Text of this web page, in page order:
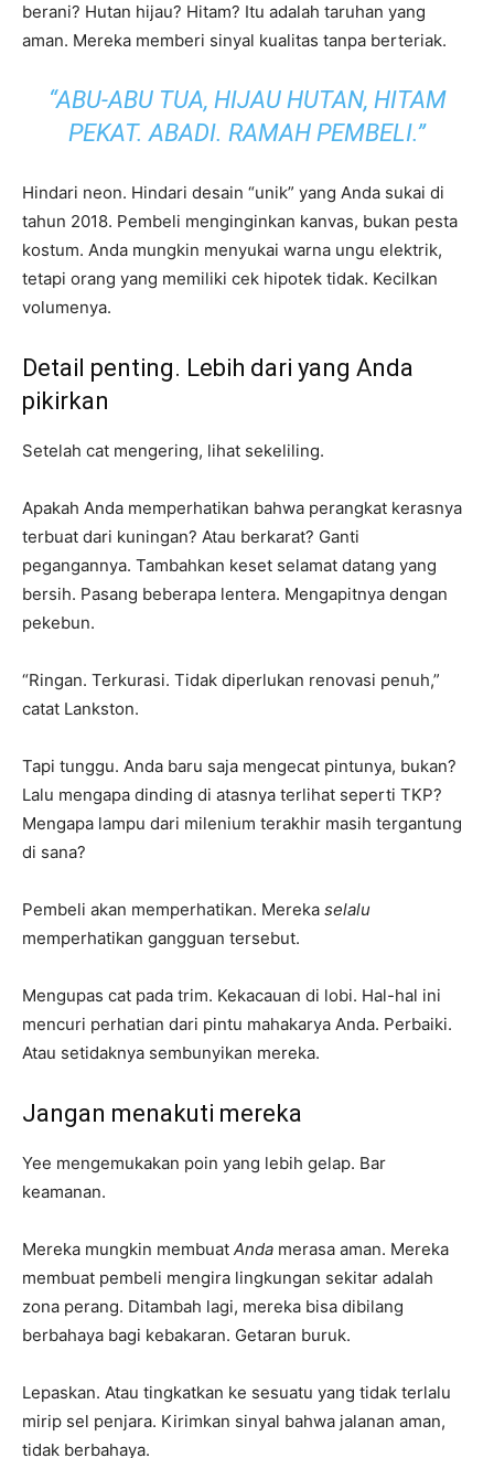
berani? Hutan hijau? Hitam? Itu adalah taruhan yang
aman. Mereka memberi sinyal kualitas tanpa berteriak.
“ABU-ABU TUA, HIJAU HUTAN, HITAM
PEKAT. ABADI. RAMAH PEMBELI.”
Hindari neon. Hindari desain “unik” yang Anda sukai di
tahun 2018. Pembeli menginginkan kanvas, bukan pesta
kostum. Anda mungkin menyukai warna ungu elektrik,
tetapi orang yang memiliki cek hipotek tidak. Kecilkan
volumenya.
Detail penting. Lebih dari yang Anda
pikirkan
Setelah cat mengering, lihat sekeliling.
Apakah Anda memperhatikan bahwa perangkat kerasnya
terbuat dari kuningan? Atau berkarat? Ganti
pegangannya. Tambahkan keset selamat datang yang
bersih. Pasang beberapa lentera. Mengapitnya dengan
pekebun.
“Ringan. Terkurasi. Tidak diperlukan renovasi penuh,”
catat Lankston.
Tapi tunggu. Anda baru saja mengecat pintunya, bukan?
Lalu mengapa dinding di atasnya terlihat seperti TKP?
Mengapa lampu dari milenium terakhir masih tergantung
di sana?
Pembeli akan memperhatikan. Mereka selalu
memperhatikan gangguan tersebut.
Mengupas cat pada trim. Kekacauan di lobi. Hal-hal ini
mencuri perhatian dari pintu mahakarya Anda. Perbaiki.
Atau setidaknya sembunyikan mereka.
Jangan menakuti mereka
Yee mengemukakan poin yang lebih gelap. Bar
keamanan.
Mereka mungkin membuat Anda merasa aman. Mereka
membuat pembeli mengira lingkungan sekitar adalah
zona perang. Ditambah lagi, mereka bisa dibilang
berbahaya bagi kebakaran. Getaran buruk.
Lepaskan. Atau tingkatkan ke sesuatu yang tidak terlalu
mirip sel penjara. Kirimkan sinyal bahwa jalanan aman,
tidak berbahaya.